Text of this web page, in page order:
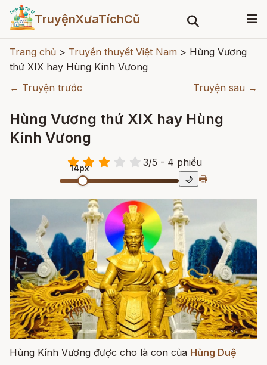
TruyệnXưaTíchCũ
Trang chủ > Truyền thuyết Việt Nam > Hùng Vương
thứ XIX hay Hùng Kính Vưong
← Truyện trước
Truyện sau →
Hùng Vương thứ XIX hay Hùng
Kính Vưong
3/5 - 4 phiếu
14px
🌙 🖶
Hùng Kính Vương được cho là con của Hùng Duệ